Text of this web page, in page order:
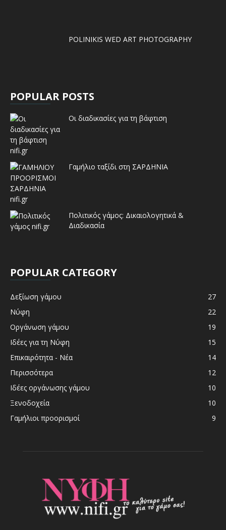
POLINIKIS WED ART PHOTOGRAPHY
POPULAR POSTS
Οι διαδικασίες για τη βάφτιση
Γαμήλιο ταξίδι στη ΣΑΡΔΗΝΙΑ
Πολιτικός γάμος: Δικαιολογητικά &
Διαδικασία
POPULAR CATEGORY
Δεξίωση γάμου
27
Νύφη
22
Οργάνωση γάμου
19
Ιδέες για τη Νύφη
15
Επικαιρότητα - Νέα
14
Περισσότερα
12
Ιδέες οργάνωσης γάμου
10
Ξενοδοχεία
10
Γαμήλιοι προορισμοί
9